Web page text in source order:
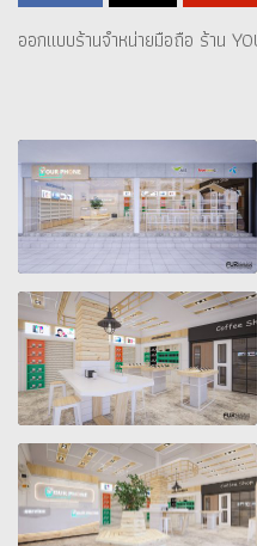
ออกแบบร้านจำหน่ายมือถือ ร้าน